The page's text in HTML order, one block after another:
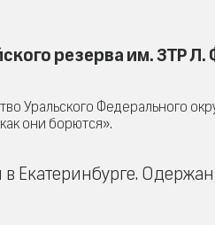
резерва им. ЗТР Л.
Уральского Федерального
они борются».
Екатеринбурге.